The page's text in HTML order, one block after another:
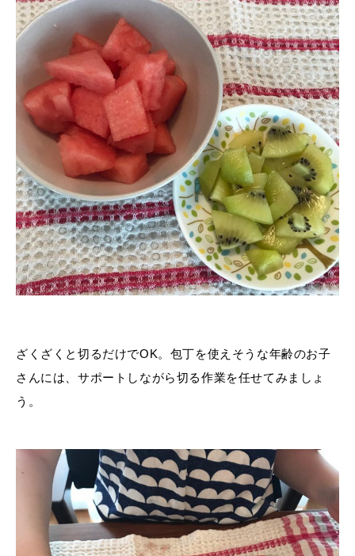
ざくざくと切るだけでOK。包丁を使えそうな年齢のお子
さんには、サポートしながら切る作業を任せてみましょ
う。